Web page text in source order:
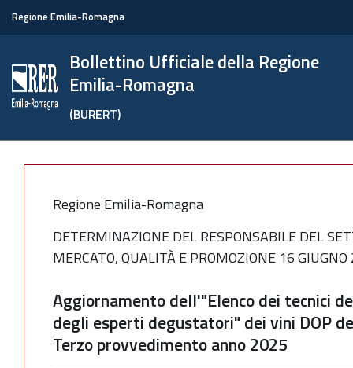
Regione Emilia-Romagna
Bollettino Ufficiale della Regione
Emilia-Romagna
(BURERT)
Regione Emilia-Romagna
DETERMINAZIONE DEL RESPONSABILE DEL
MERCATO, QUALITÀ E PROMOZIONE 16
Aggiornamento dell'"Elenco dei tecnici
degli esperti degustatori" dei vini DOP
Terzo provvedimento anno 2025